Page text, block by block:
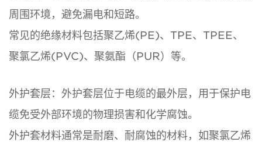
周围环境，避免漏电和短路。
常见的绝缘材料包括聚乙烯(PE)、TPE、TPEE、
聚氯乙烯(PVC)、聚氨酯（PUR）等。
外护套层：外护套层位于电缆的最外层，用于保护电
缆免受外部环境的物理损害和化学腐蚀。
外护套材料通常是耐磨、耐腐蚀的材料，如聚氯乙烯